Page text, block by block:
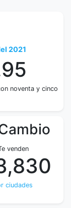
2021
noventa y cinco
venden
ciudades